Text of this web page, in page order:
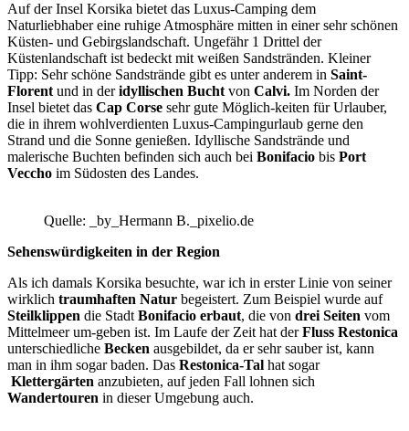
Auf der Insel Korsika bietet das Luxus-Camping dem
Naturliebhaber eine ruhige Atmosphäre mitten in einer sehr schönen
Küsten- und Gebirgslandschaft. Ungefähr 1 Drittel der
Küstenlandschaft ist bedeckt mit weißen Sandstränden. Kleiner
Tipp: Sehr schöne Sandstrände gibt es unter anderem in Saint-
Florent und in deridyllischen Bucht von Calvi. Im Norden der
Insel bietet das Cap Corse sehr gute Möglich-keiten für Urlauber,
die in ihrem wohlverdienten Luxus-Campingurlaub gerne den
Strand und die Sonne genießen. Idyllische Sandstrände und
malerische Buchten befinden sich auch bei Bonifacio bis Port
Veccho im Südosten des Landes.
Quelle: _by_Hermann B._pixelio.de
Sehenswürdigkeiten in der Region
Als ich damals Korsika besuchte, war ich in erster Linie von seiner
wirklich traumhaften Natur begeistert. Zum Beispiel wurde auf
Steilklippen die Stadt Bonifacio erbaut, die von drei Seiten vom
Mittelmeer um-geben ist. Im Laufe der Zeit hat derFluss Restonica
unterschiedliche Becken ausgebildet, da er sehr sauber ist, kann
man in ihm sogar baden. Das Restonica-Tal hat sogar
Klettergärten anzubieten, auf jeden Fall lohnen sich
Wandertouren in dieser Umgebung auch.